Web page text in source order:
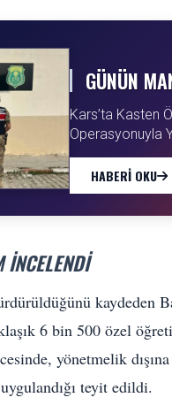
GÜNÜN
Kars’ta Kasten
Operasyonuyla
HABERI OKU
kaydeden
6 bin 500 özel
yönetmelik
teyit edildi.